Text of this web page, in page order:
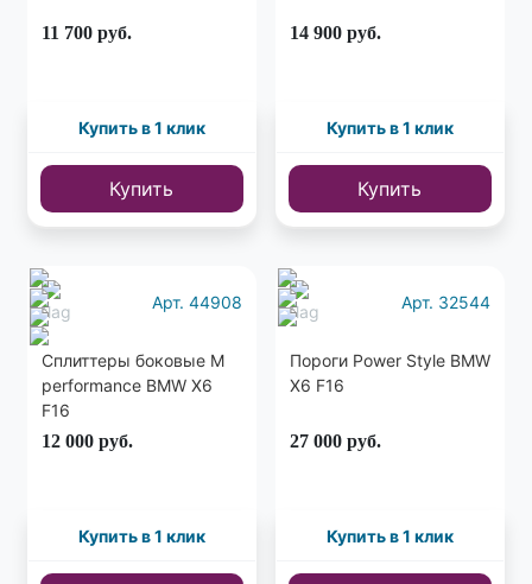
11 700 руб.
Купить в 1 клик
Купить
14 900 руб.
Купить в 1 клик
Купить
Арт. 44908
Сплиттеры боковые M
performance BMW X6
F16
12 000 руб.
Купить в 1 клик
Арт. 32544
Пороги Power Style BMW
X6 F16
27 000 руб.
Купить в 1 клик